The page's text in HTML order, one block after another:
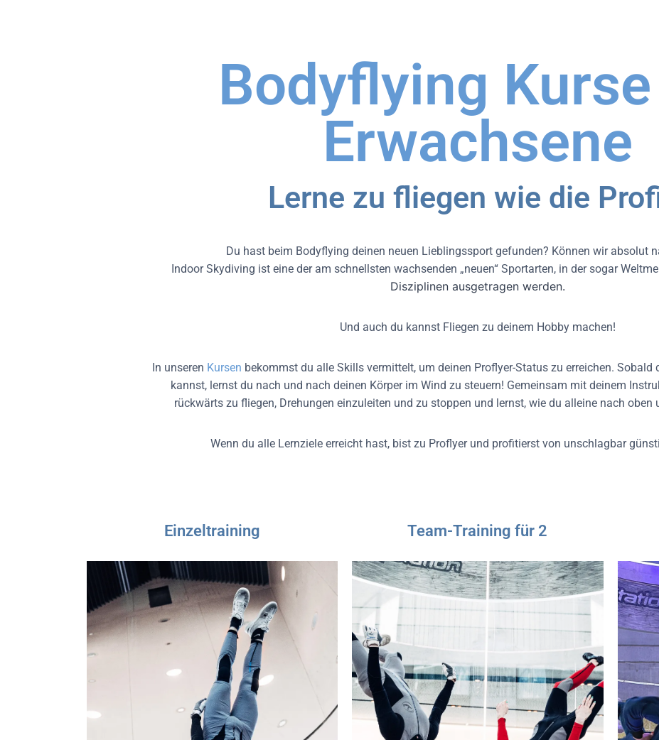
Bodyflying
Erwachsene
Lerne zu fliegen wie die
Du hast beim Bodyflying deinen neuen Lieblingssport gefunden? Können wir absolut
Indoor Skydiving ist eine der am schnellsten wachsenden „neuen“ Sportarten, in der sogar
Disziplinen ausgetragen werden.
Und auch du kannst Fliegen zu deinem Hobby machen!
In unseren Kursen bekommst du alle Skills vermittelt, um deinen Proflyer-Status zu erreichen. Sobald
kannst, lernst du nach und nach deinen Körper im Wind zu steuern! Gemeinsam mit deinem
rückwärts zu fliegen, Drehungen einzuleiten und zu stoppen und lernst, wie du alleine nach oben
Wenn du alle Lernziele erreicht hast, bist zu Proflyer und profitierst von unschlagbar
Einzeltraining Team-Training für 2